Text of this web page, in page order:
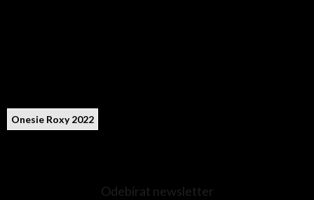
Onesie Roxy 2022
Odebírat newsletter